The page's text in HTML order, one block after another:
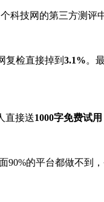
科技网的第三方测评
复检直接掉到 3.1%。
直接送1000字免费试用
90%的平台都做不到